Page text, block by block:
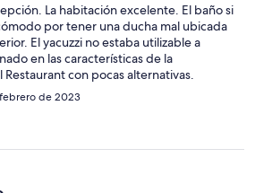
La habitación excelente. El baño si
por tener una ducha mal ubicada
El yacuzzi no estaba utilizable a
en las características de la
con pocas alternativas.
de 2023